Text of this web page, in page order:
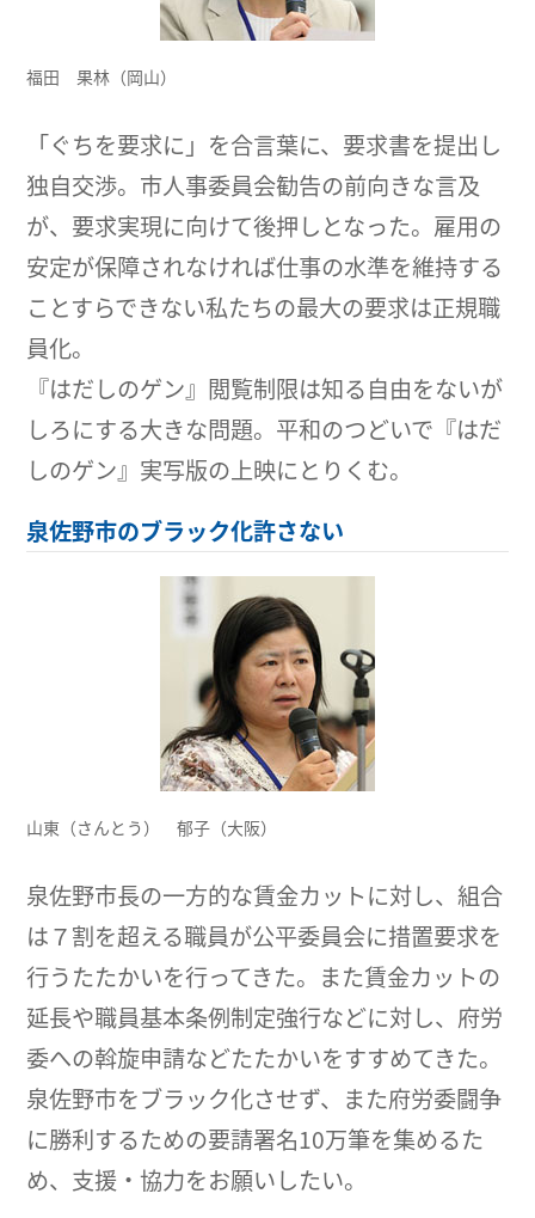
福田 果林（岡山）
「ぐちを要求に」を合言葉に、要求書を提出し
独自交渉。市人事委員会勧告の前向きな言及
が、要求実現に向けて後押しとなった。雇用の
安定が保障されなければ仕事の水準を維持する
ことすらできない私たちの最大の要求は正規職
員化。
『はだしのゲン』閲覧制限は知る自由をないが
しろにする大きな問題。平和のつどいで『はだ
しのゲン』実写版の上映にとりくむ。
泉佐野市のブラック化許さない
山東（さんとう） 郁子（大阪）
泉佐野市長の一方的な賃金カットに対し、組合
は７割を超える職員が公平委員会に措置要求を
行うたたかいを行ってきた。また賃金カットの
延長や職員基本条例制定強行などに対し、府労
委への斡旋申請などたたかいをすすめてきた。
泉佐野市をブラック化させず、また府労委闘争
に勝利するための要請署名10万筆を集めるた
め、支援・協力をお願いしたい。